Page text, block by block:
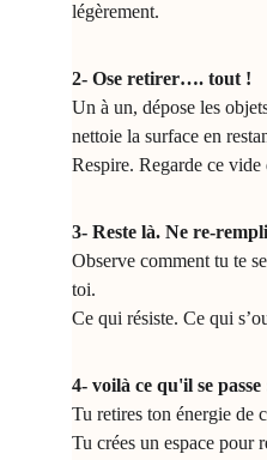
légèrement.
2- Ose retirer…. tout !
Un à un, dépose les
nettoie la surface en
Respire. Regarde ce vide
3- Reste là. Ne re-
Observe comment tu te
toi.
Ce qui résiste. Ce qui
4- voilà ce qu'il se passe
Tu retires ton énergie de
Tu crées un espace pour